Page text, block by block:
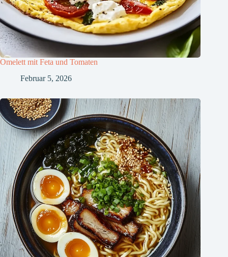
Omelett mit Feta und Tomaten
Februar 5, 2026